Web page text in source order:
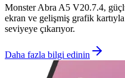
Monster Abra A5 V20.7.4,
ekran ve gelişmiş grafik
seviyeye çıkarıyor.
Daha fazla bilgi edinin